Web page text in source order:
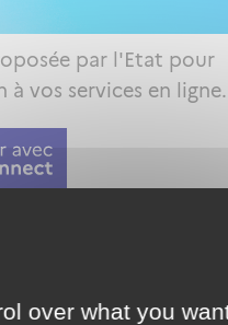
over what you
par l'Etat pour
vos services en ligne.